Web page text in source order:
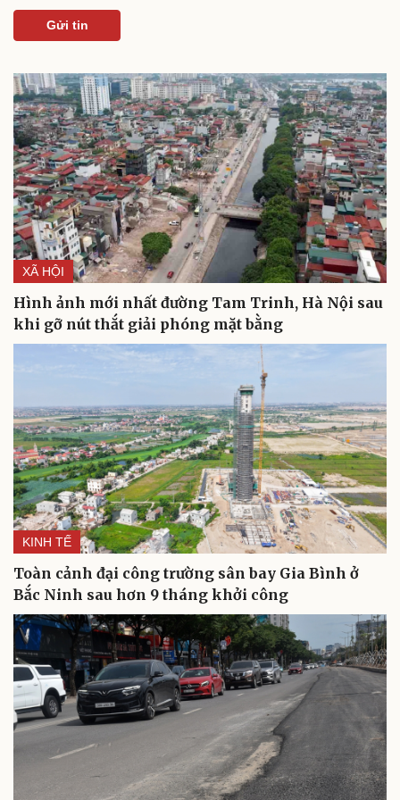
Văn hóa
Sân khấu - Điện ảnh
Văn học
Âm nhạc
Di sản
Giải trí
Nghệ sĩ
Thời trang
Sao Việt
Podcast
Gửi tin
XÃ HỘI
Hình ảnh mới nhất đường Tam Trinh, Hà Nội sau
khi gỡ nút thắt giải phóng mặt bằng
KINH TẾ
Toàn cảnh đại công trường sân bay Gia Bình ở
Bắc Ninh sau hơn 9 tháng khởi công